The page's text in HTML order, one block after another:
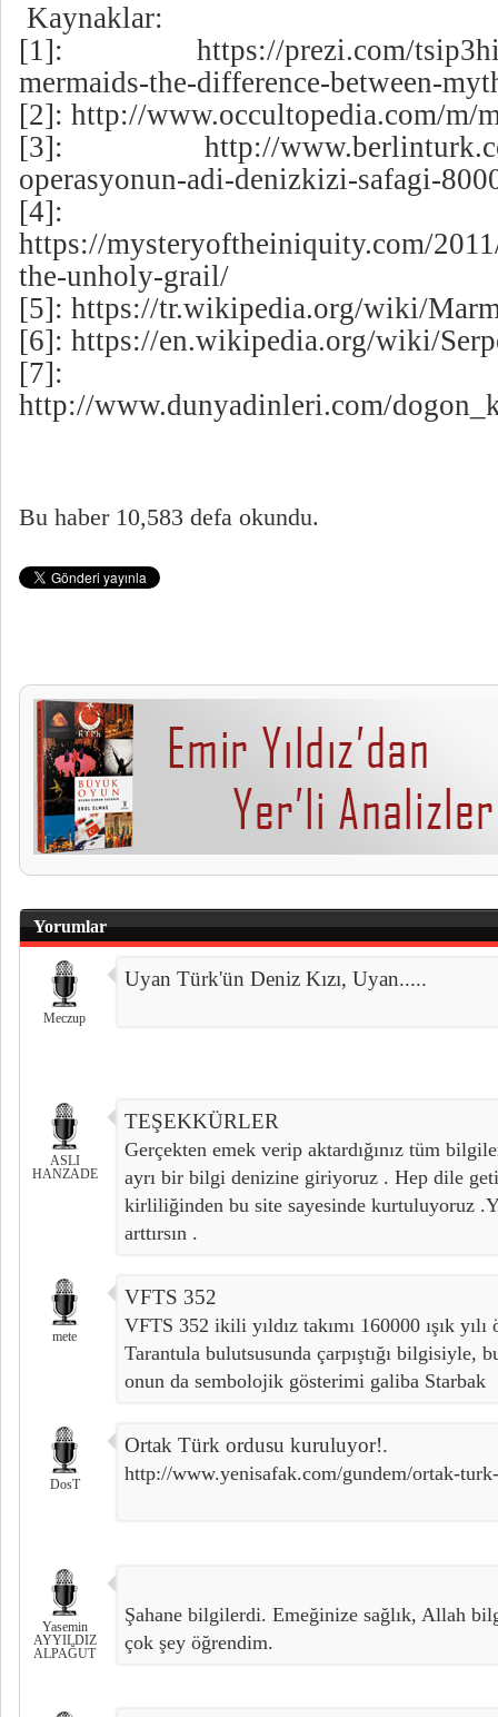
Kaynaklar:
[1]: https://prezi.com/
mermaids-the-difference-between-
[2]: http://www.occultopedia.com/m/
[3]: http://
operasyonun-adi-denizkizi-safagi-
[4]:
https://mysteryoftheiniquity.com/
the-unholy-grail/
[5]: https://tr.wikipedia.org/wiki/
[6]: https://en.wikipedia.org/wiki/
[7]:
http://www.dunyadinleri.com/
Bu haber 10,583 defa okundu.
Yorumlar
Meczup
Uyan Türk'ün Deniz Kızı, Uyan.....
ASLI
HANZADE
TEŞEKKÜRLER
Gerçekten emek verip aktardığınız tüm
ayrı bir bilgi denizine giriyoruz . Hep dile
kirliliğinden bu site sayesinde kurtuluyoruz
arttırsın .
mete
VFTS 352
VFTS 352 ikili yıldız takımı 160000 ışık
Tarantula bulutsusunda çarpıştığı bilgisiyle,
onun da sembolojik gösterimi galiba Starbak
DosT
Ortak Türk ordusu kuruluyor!.
http://www.yenisafak.com/gundem/ortak-
Yasemin
AYYILDIZ
ALPAĞUT
Şahane bilgilerdi. Emeğinize sağlık, Allah
çok şey öğrendim.